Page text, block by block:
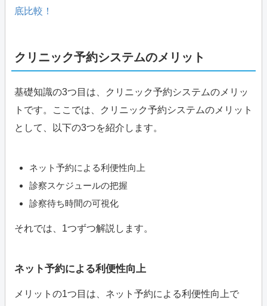
底比較！
クリニック予約システムのメリット
基礎知識の3つ目は、クリニック予約システムのメリッ
トです。ここでは、クリニック予約システムのメリット
として、以下の3つを紹介します。
ネット予約による利便性向上
診察スケジュールの把握
診察待ち時間の可視化
それでは、1つずつ解説します。
ネット予約による利便性向上
メリットの1つ目は、ネット予約による利便性向上で